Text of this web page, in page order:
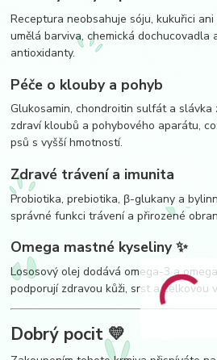
Receptura neobsahuje sóju, kukuřici
umělá barviva, chemická dochucovadla
antioxidanty.
Péče o klouby a pohyb
Glukosamin, chondroitin sulfát a
zdraví kloubů a pohybového aparátu,
psů s vyšší hmotností.
Zdravé trávení a imunita
Probiotika, prebiotika, β-glukany a
správné funkci trávení a přirozené
Omega mastné kyseliny ✨
Lososový olej dodává omega-3 a
podporují zdravou kůži, srst a celkovou
Dobrý pocit 💛